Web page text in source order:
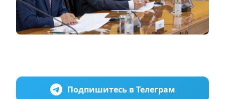
Подпишитесь в Телеграм